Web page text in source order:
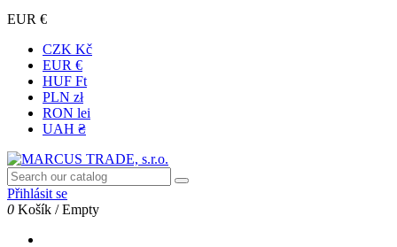
EUR €
CZK Kč
EUR €
HUF Ft
PLN zł
RON lei
UAH ₴
Přihlásit se
0 Košík /Empty